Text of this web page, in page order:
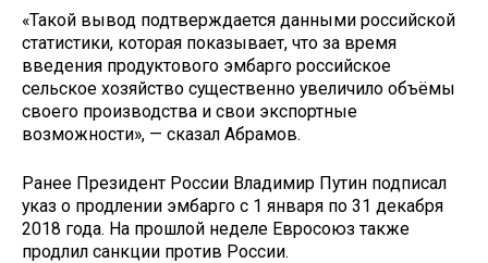
«Такой вывод подтверждается данными российской
статистики, которая показывает, что за время
введения продуктового эмбарго российское
сельское хозяйство существенно увеличило объёмы
своего производства и свои экспортные
возможности», — сказал Абрамов.
Ранее Президент России Владимир Путин подписал
указ о продлении эмбарго с 1 января по 31 декабря
2018 года. На прошлой неделе Евросоюз также
продлил санкции против России.